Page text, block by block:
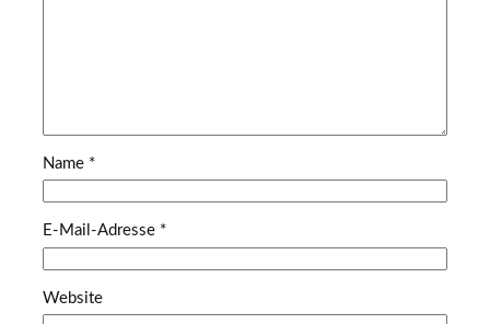
Name *
E-Mail-Adresse *
Website